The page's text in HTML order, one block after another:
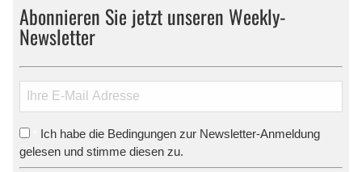
Abonnieren Sie jetzt unseren Weekly-
Newsletter
Ich habe die Bedingungen zur Newsletter-Anmeldung
gelesen und stimme diesen zu.